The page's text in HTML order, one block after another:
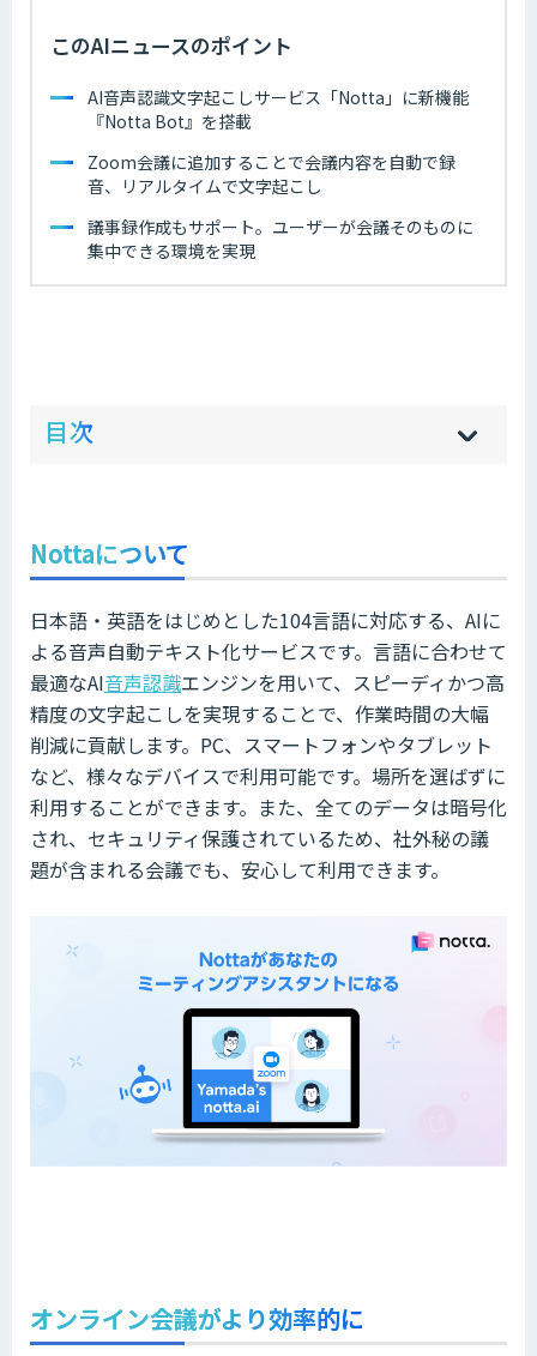
このAIニュースのポイント
AI音声認識文字起こしサービス「Notta」に新機能
『Notta Bot』を搭載
Zoom会議に追加することで会議内容を自動で録
音、リアルタイムで文字起こし
議事録作成もサポート。ユーザーが会議そのものに
集中できる環境を実現
目次 hi
]
sh
]
Nottaについて
日本語・英語をはじめとした104言語に対応する、AIに
よる音声自動テキスト化サービスです。言語に合わせて
最適なAI音声認識エンジンを用いて、スピーディかつ高
精度の文字起こしを実現することで、作業時間の大幅
削減に貢献します。PC、スマートフォンやタブレット
など、様々なデバイスで利用可能です。場所を選ばずに
利用することができます。また、全てのデータは暗号化
され、セキュリティ保護されているため、社外秘の議
題が含まれる会議でも、安心して利用できます。
オンライン会議がより効率的に